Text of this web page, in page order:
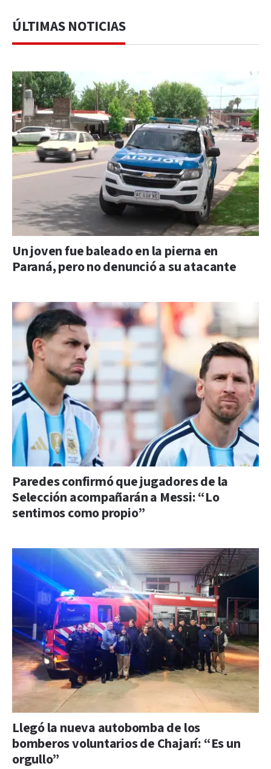
ÚLTIMAS NOTICIAS
Un joven fue baleado en la pierna en
Paraná, pero no denunció a su atacante
Paredes confirmó que jugadores de la
Selección acompañarán a Messi: “Lo
sentimos como propio”
Llegó la nueva autobomba de los
bomberos voluntarios de Chajarí: “Es un
orgullo”